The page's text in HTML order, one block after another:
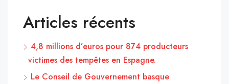
Articles récents
4,8 millions d’euros pour 874 producteurs
victimes des tempêtes en Espagne.
Le Conseil de Gouvernement basque